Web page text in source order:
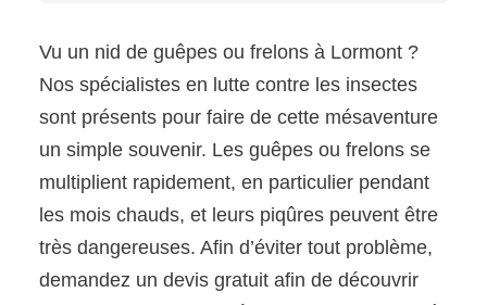
Vu un nid de guêpes ou frelons à Lormont ?
Nos spécialistes en lutte contre les insectes
sont présents pour faire de cette mésaventure
un simple souvenir. Les guêpes ou frelons se
multiplient rapidement, en particulier pendant
les mois chauds, et leurs piqûres peuvent être
très dangereuses. Afin d’éviter tout problème,
demandez un devis gratuit afin de découvrir